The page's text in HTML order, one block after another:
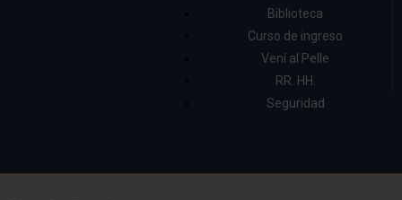
Biblioteca
Curso de ingreso
Vení al Pelle
RR. HH.
Seguridad